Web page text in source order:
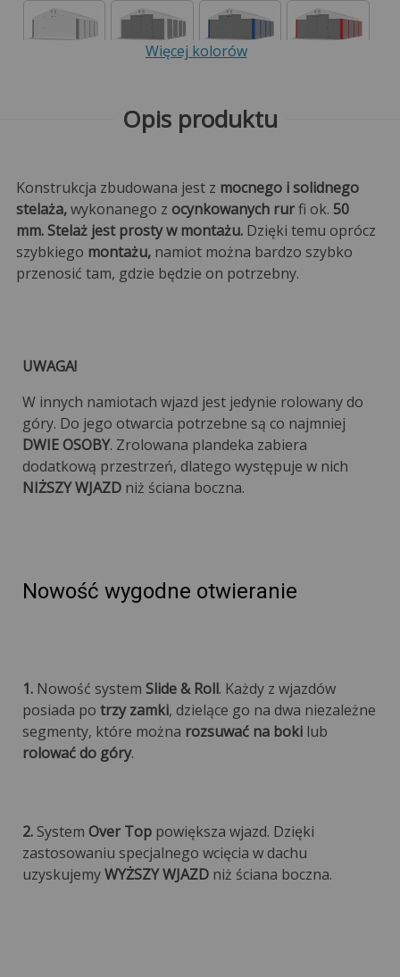
Więcej kolorów
Opis produktu
Konstrukcja zbudowana jest z mocnego i solidnego
stelaża,wykonanego z ocynkowanych rurfi ok. 50
mm. Stelaż jest prosty w montażu. Dzięki temu oprócz
szybkiego montażu,namiot można bardzo szybko
przenosić tam, gdzie będzie on potrzebny.
UWAGA!
W innych namiotach wjazd jest jedynie rolowany do
góry. Do jego otwarcia potrzebne są co najmniej
DWIE OSOBY. Zrolowana plandeka zabiera
dodatkową przestrzeń, dlatego występuje w nich
NIŻSZY WJAZD niż ściana boczna.
Nowość wygodne otwieranie
1. Nowość system Slide & Roll. Każdy z wjazdów
posiada po trzy zamki, dzielące go na dwa niezależne
segmenty, które można rozsuwać na boki lub
rolować do góry.
2. System Over Top powiększa wjazd. Dzięki
zastosowaniu specjalnego wcięcia w dachu
uzyskujemyWYŻSZY WJAZD niż ściana boczna.